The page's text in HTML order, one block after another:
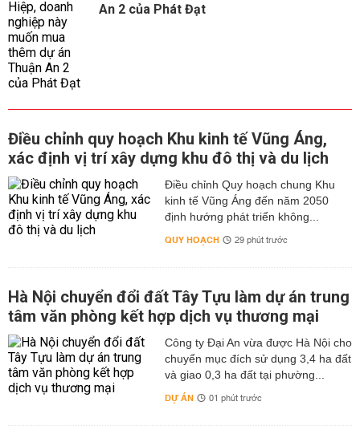
An 2 của Phát Đạt
Điều chỉnh quy hoạch Khu kinh tế Vũng Áng,
xác định vị trí xây dựng khu đô thị và du lịch
Điều chỉnh Quy hoạch chung Khu
kinh tế Vũng Áng đến năm 2050
định hướng phát triển không...
QUY HOẠCH 29 phút trước
Hà Nội chuyển đổi đất Tây Tựu làm dự án trung
tâm văn phòng kết hợp dịch vụ thương mại
Công ty Đại An vừa được Hà Nội cho
chuyển mục đích sử dụng 3,4 ha đất
và giao 0,3 ha đất tại phường...
DỰ ÁN 01 phút trước